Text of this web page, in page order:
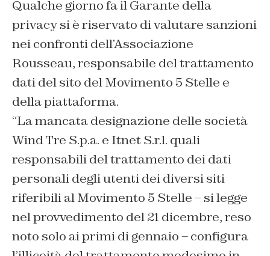
Qualche giorno fa il Garante della
privacy si è riservato di valutare sanzioni
nei confronti dell’Associazione
Rousseau, responsabile del trattamento
dati del sito del Movimento 5 Stelle e
della piattaforma.
“La mancata designazione delle società
Wind Tre S.p.a. e Itnet S.r.l. quali
responsabili del trattamento dei dati
personali degli utenti dei diversi siti
riferibili al Movimento 5 Stelle– si legge
nel provvedimento del 21 dicembre, reso
noto solo ai primi di gennaio – configura